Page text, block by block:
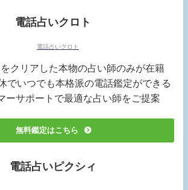
電話占いクロト
をクリアした本物の占い師のみが在籍
でいつでも本格派の電話鑑定ができる
ーサポートで最適な占い師をご提案
無料鑑定はこちら
電話占いピクシィ